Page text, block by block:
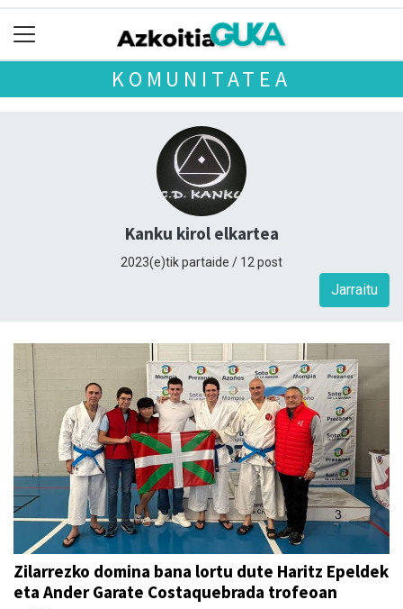
KOMUNITATEA
Kanku kirol elkartea
2023(e)tik partaide / 12 post
Jarraitu
Zilarrezko domina bana lortu dute Haritz Epeldek
eta Ander Garate Costaquebrada trofeoan